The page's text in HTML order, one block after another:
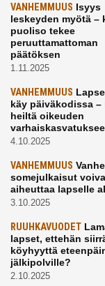
VANHEMMUUS Isyys
leskeyden myötä –
puoliso tekee
peruuttamattoman
päätöksen
1.11.2025
VANHEMMUUS
käy päiväkodissa –
heiltä oikeuden
4.10.2025
VANHEMMUUS
somejulkaisut
aiheuttaa lapselle
3.10.2025
RUUHKAVUODET
lapset, ettehän
köyhyyttä
jälkipolville?
2.10.2025